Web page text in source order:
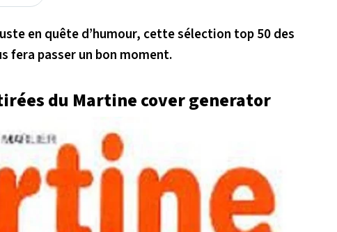
en quête d’humour, cette sélection top 50 des
fera passer un bon moment.
du Martine cover generator